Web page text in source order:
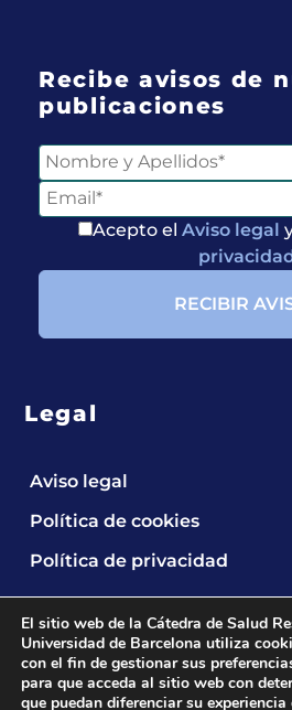
Recibe avisos de
publicaciones
Acepto el Aviso legal
Legal
Aviso legal
Política de cookies
Política de privacidad
El sitio web de la Cátedra de Salud
Universidad de Barcelona utiliza
con el fin de gestionar sus
para que acceda al sitio web con
que puedan diferenciar su